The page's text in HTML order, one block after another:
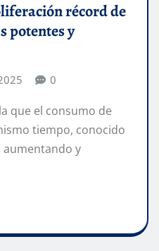
récord de
potentes y
0
que el consumo de
tiempo, conocido
y